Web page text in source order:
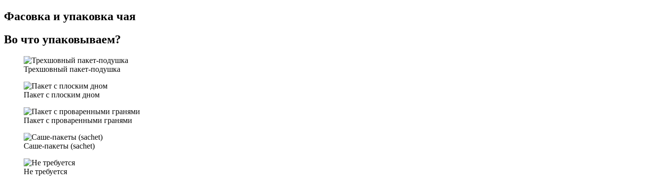
Фасовка и упаковка чая
Во что упаковываем?
Трехшовный пакет-подушка
Пакет с плоским дном
Пакет с проваренными гранями
Саше-пакеты (sachet)
Не требуется